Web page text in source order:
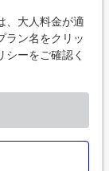
、大人料金が適
ラン名をクリッ
ーをご確認く